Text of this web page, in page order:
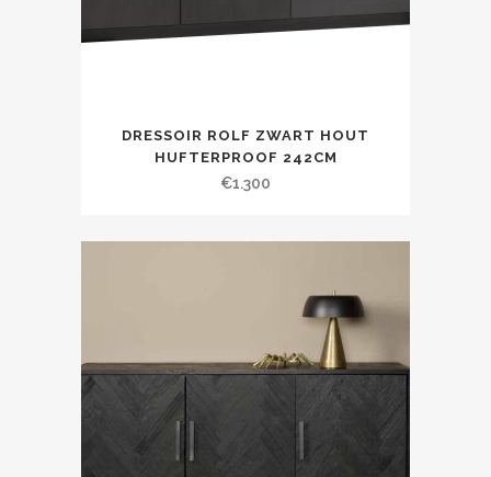
DRESSOIR ROLF ZWART HOUT
HUFTERPROOF 242CM
€1.300